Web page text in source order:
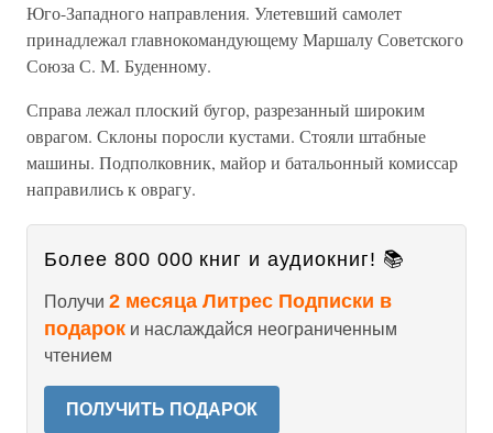
Юго-Западного направления. Улетевший самолет
принадлежал главнокомандующему Маршалу Советского
Союза С. М. Буденному.
Справа лежал плоский бугор, разрезанный широким
оврагом. Склоны поросли кустами. Стояли штабные
машины. Подполковник, майор и батальонный комиссар
направились к оврагу.
Более 800 000 книг и аудиокниг! 📚
Получи 2 месяца Литрес Подписки в
подарок и наслаждайся неограниченным
чтением
ПОЛУЧИТЬ ПОДАРОК